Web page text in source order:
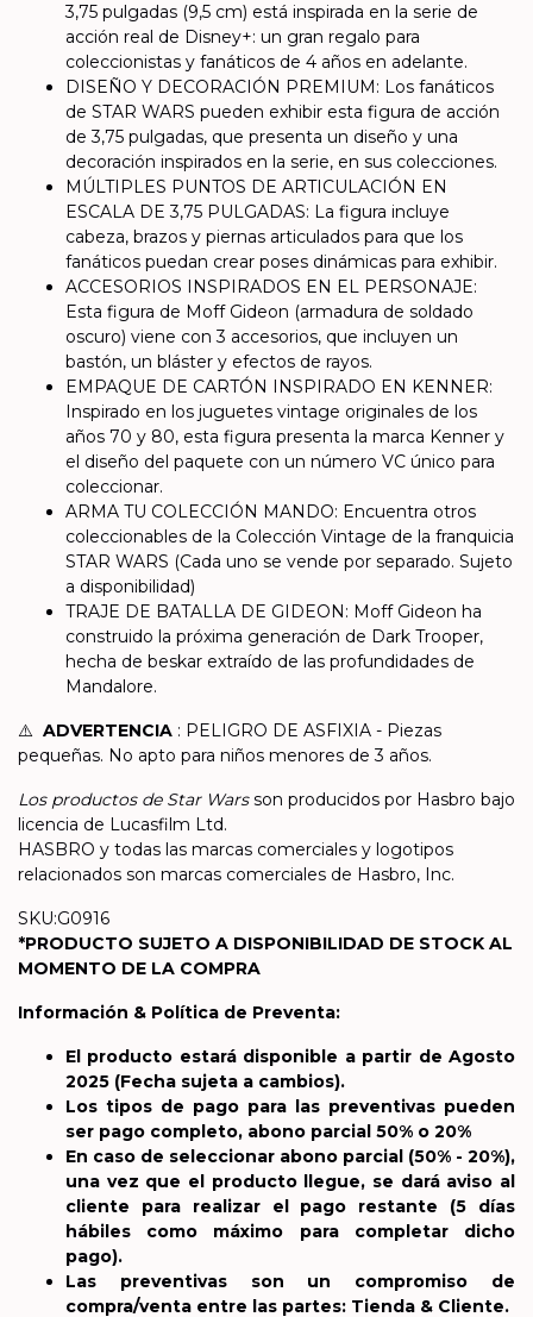
3,75 pulgadas (9,5 cm) está inspirada en la serie de
acción real de Disney+: un gran regalo para
coleccionistas y fanáticos de 4 años en adelante.
DISEÑO Y DECORACIÓN PREMIUM: Los fanáticos
de STAR WARS pueden exhibir esta figura de acción
de 3,75 pulgadas, que presenta un diseño y una
decoración inspirados en la serie, en sus colecciones.
MÚLTIPLES PUNTOS DE ARTICULACIÓN EN
ESCALA DE 3,75 PULGADAS: La figura incluye
cabeza, brazos y piernas articulados para que los
fanáticos puedan crear poses dinámicas para exhibir.
ACCESORIOS INSPIRADOS EN EL PERSONAJE:
Esta figura de Moff Gideon (armadura de soldado
oscuro) viene con 3 accesorios, que incluyen un
bastón, un bláster y efectos de rayos.
EMPAQUE DE CARTÓN INSPIRADO EN KENNER:
Inspirado en los juguetes vintage originales de los
años 70 y 80, esta figura presenta la marca Kenner y
el diseño del paquete con un número VC único para
coleccionar.
ARMA TU COLECCIÓN MANDO: Encuentra otros
coleccionables de la Colección Vintage de la franquicia
STAR WARS (Cada uno se vende por separado. Sujeto
a disponibilidad)
TRAJE DE BATALLA DE GIDEON: Moff Gideon ha
construido la próxima generación de Dark Trooper,
hecha de beskar extraído de las profundidades de
Mandalore.
⚠️ ADVERTENCIA : PELIGRO DE ASFIXIA - Piezas
pequeñas. No apto para niños menores de 3 años.
Los productos de Star Warsson producidos por Hasbro bajo
licencia de Lucasfilm Ltd.
HASBRO y todas las marcas comerciales y logotipos
relacionados son marcas comerciales de Hasbro, Inc.
SKU:G0916
*PRODUCTO SUJETO A DISPONIBILIDAD DE STOCK AL
MOMENTO DE LA COMPRA
Información & Política de Preventa:
El producto estará disponible a partir de Agosto
2025 (Fecha sujeta a cambios).
Los tipos de pago para las preventivas pueden
ser pago completo, abono parcial 50% o 20%
En caso de seleccionar abono parcial (50% - 20%),
una vez que el producto llegue, se dará aviso al
cliente para realizar el pago restante (5 días
hábiles como máximo para completar dicho
pago).
Las preventivas son un compromiso de
compra/venta entre las partes: Tienda & Cliente.